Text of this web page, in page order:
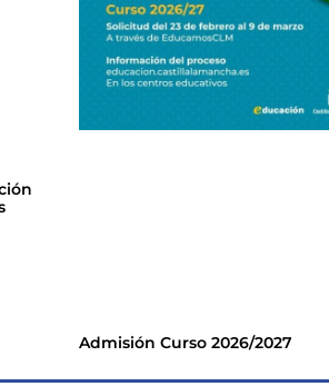
Admisión Curso 2026/2027